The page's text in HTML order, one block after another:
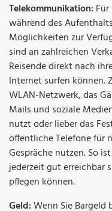
Telekommunikation:
während des
Möglichkeiten zur
sind an zahlreichen
Reisende direkt nach
Internet surfen können.
WLAN-Netzwerk, das
Mails und soziale
nutzt oder lieber das
öffentliche Telefone für
Gespräche nutzen. So
jederzeit gut erreichbar
pflegen können.
Geld:Wenn Sie